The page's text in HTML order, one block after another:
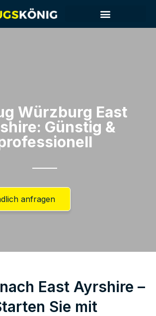
Würzburg​ East
Günstig &
anfragen
East Ayrshire –
Sie mit